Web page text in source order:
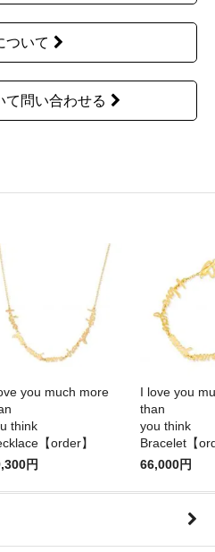
ついて
て問い合わせる
you much more
think
【order】
円
I love you
than
you think
Bracelet【
66,000円